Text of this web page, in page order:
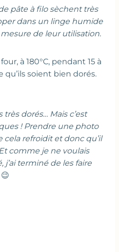
pâte à filo sèchent très
dans un linge humide
de leur utilisation.
à 180°C, pendant 15 à
qu’ils soient bien dorés.
dorés… Mais c’est
! Prendre une photo
refroidit et donc qu’il
comme je ne voulais
j’ai terminé de les faire
😉